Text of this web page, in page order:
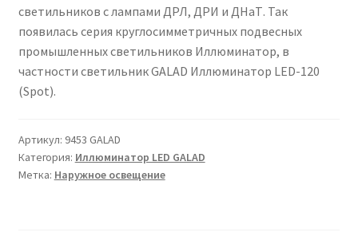
светильников с лампами ДРЛ, ДРИ и ДНаТ. Так
появилась серия круглосимметричных подвесных
промышленных светильников Иллюминатор, в
частности светильник GALAD Иллюминатор LED-120
(Spot).
Артикул: 9453 GALAD
Категория: Иллюминатор LED GALAD
Метка: Наружное освещение